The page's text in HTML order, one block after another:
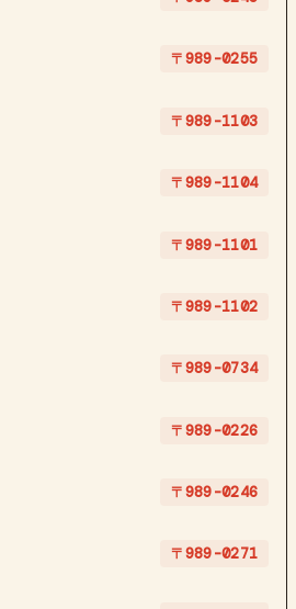
〒989-0255
〒989-1103
〒989-1104
〒989-1101
〒989-1102
〒989-0734
〒989-0226
〒989-0246
〒989-0271